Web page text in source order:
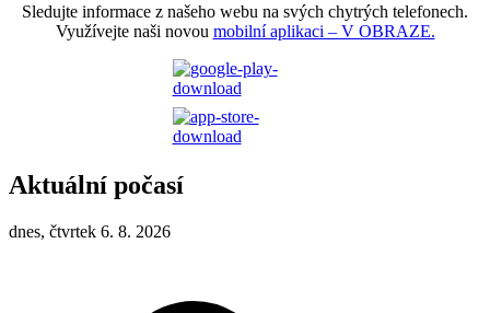
Sledujte informace z našeho webu na svých chytrých telefonech.
Využívejte naši novou mobilní aplikaci – V OBRAZE.
Aktuální počasí
dnes, čtvrtek 6. 8. 2026